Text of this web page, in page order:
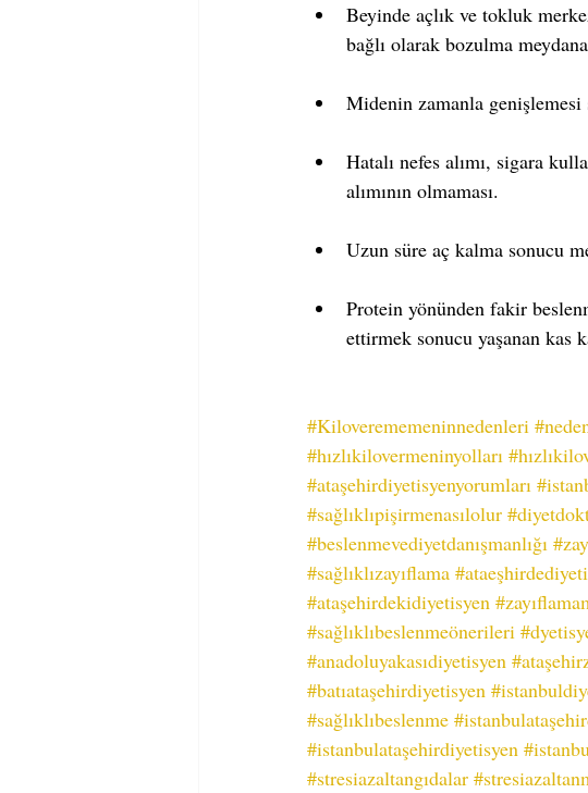
Beyinde açlık ve tokluk
bağlı olarak bozulma
Midenin zamanla
Hatalı nefes alımı, sigara
alımının olmaması.
Uzun süre aç kalma sonucu
Protein yönünden fakir
ettirmek sonucu yaşanan kas
#Kiloverememeninnedenleri
#hızlıkilovermeninyolları
#ataşehirdiyetisyenyorumları
#sağlıklıpişirmenasılolur
#beslenmevediyetdanışmanlığı
#sağlıklızayıflama
#ataşehirdekidiyetisyen
#sağlıklıbeslenmeönerileri
#anadoluyakasıdiyetisyen
#batıataşehirdiyetisyen
#sağlıklıbeslenme
#istanbulataşehirdiyetisyen
#stresiazaltangıdalar